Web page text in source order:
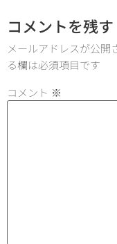
コメントを残す
メールアドレスが公開
る欄は必須項目です
コメント ※